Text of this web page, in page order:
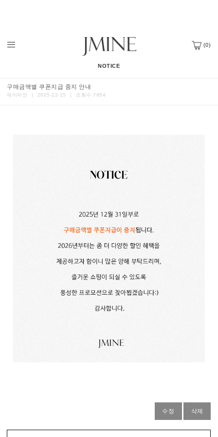
(0)
NOTICE
구매금액별 쿠폰지급 중지 안내
제이마인 | 2025-12-15 | 조회수 7954
수정 삭제